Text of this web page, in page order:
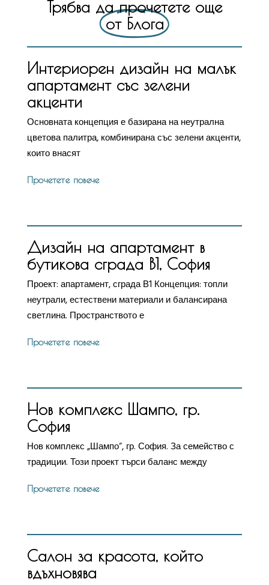
Трябва да прочетете още
от Блога
Интериорен дизайн на малък
апартамент със зелени
акценти
Основната концепция е базирана на неутрална
цветова палитра, комбинирана със зелени акценти,
които внасят
Прочетете повече
Дизайн на апартамент в
бутикова сграда В1, София
Проект: апартамент, сграда В1 Концепция: топли
неутрали, естествени материали и балансирана
светлина. Пространството е
Прочетете повече
Нов комплекс Шампо, гр.
София
Нов комплекс „Шампо“, гр. София. За семейство с
традиции. Този проект търси баланс между
Прочетете повече
Салон за красота, който
вдъхновява